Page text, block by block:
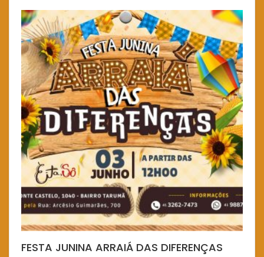
FESTA JUNINA ARRAIÁ DAS DIFERENÇAS